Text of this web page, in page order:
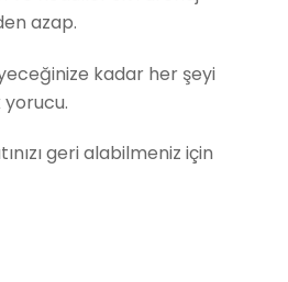
azap.
kadar her şeyi
geri alabilmeniz için